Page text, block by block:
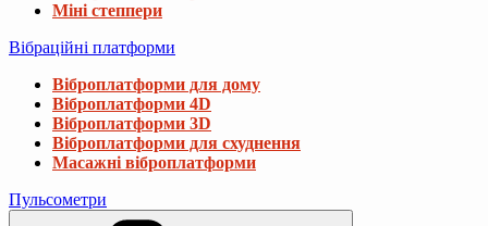
Міні степпери
Вібраційні платформи
Віброплатформи для дому
Віброплатформи 4D
Віброплатформи 3D
Віброплатформи для схуднення
Масажні віброплатформи
Пульсометри